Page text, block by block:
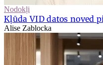
Nodokļi
Kļūda VID datos noved
Alise Zablocka